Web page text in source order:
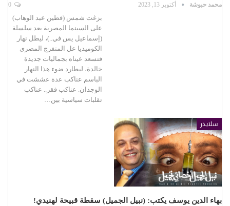
محمد حبوشة أكتوبر 13, 2023
بزغت شمس (فطين عبد الوهاب)
على السينما المصرية بعد سلسلة
(إسماعيل يس في..)، ليطل نهار
الكوميديا عل المتفرج المصرى
فتسعد عيناه بجماليات جديدة
خالدة، ليطارد ضوء هذا النهار
الباسم عناكب عدة عششت في
الوجدان. عناكب فقر.. عناكب
تقلبات سياسية بين…
سلايدر
بهاء الدين يوسف يكتب: (نبيل الجميل) سقطة قبيحة لهنيدي!